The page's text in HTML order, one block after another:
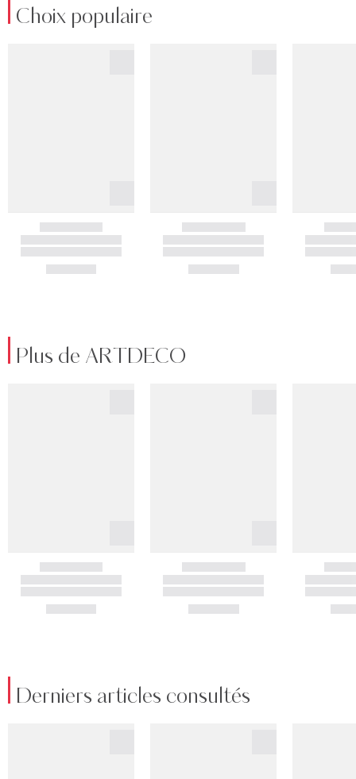
Choix populaire
Plus de ARTDECO
Derniers articles consultés